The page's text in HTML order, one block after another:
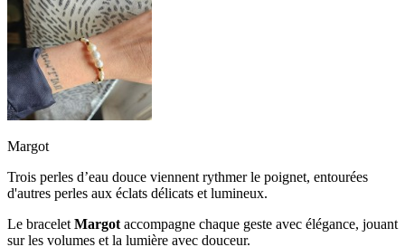
Margot
Trois perles d’eau douce viennent rythmer le poignet, entourées
d'autres perles aux éclats délicats et lumineux.
Le bracelet Margot accompagne chaque geste avec élégance, jouant
sur les volumes et la lumière avec douceur.